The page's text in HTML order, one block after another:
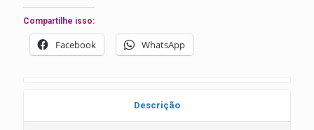
(3)
-
10
unidades
Compartilhe isso:
Facebook WhatsApp
Descrição